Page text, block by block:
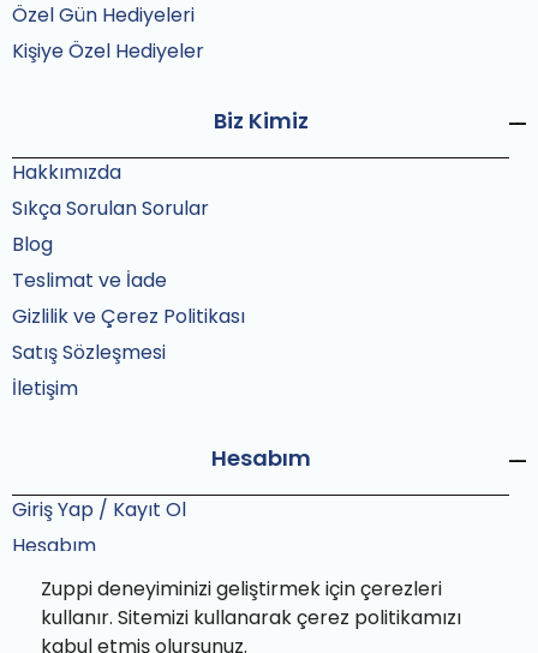
Zuppi deneyiminizi geliştirmek için çerezleri
kullanır. Sitemizi kullanarak çerez politikamızı
kabul etmiş olursunuz.
Özel Gün Hediyeleri
Kişiye Özel Hediyeler
Biz Kimiz
Hakkımızda
Sıkça Sorulan Sorular
Blog
Teslimat ve İade
Gizlilik ve Çerez Politikası
Satış Sözleşmesi
İletişim
Hesabım
Giriş Yap / Kayıt Ol
Hesabım
Siparişlerim
Sipariş Takip